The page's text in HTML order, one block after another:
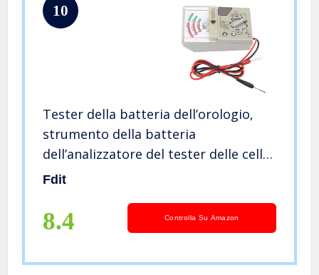
10
Tester della batteria dell’orologio,
strumento della batteria
dell’analizzatore del tester delle celle
a bottone, strumento di riparazione
Fdit
8.4 Controlla Su Amazon